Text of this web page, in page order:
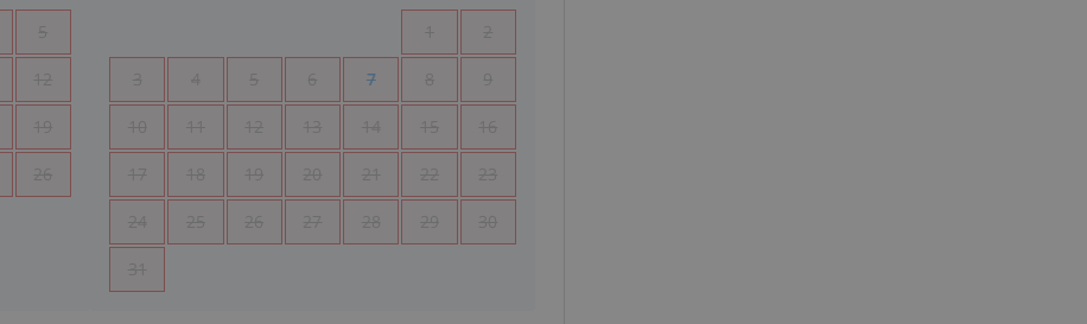
5
12
19
26
1 2
3 4 5 6 7 8 9
10 11 12 13 14 15 16
17 18 19 20 21 22 23
24 25 26 27 28 29 30
31